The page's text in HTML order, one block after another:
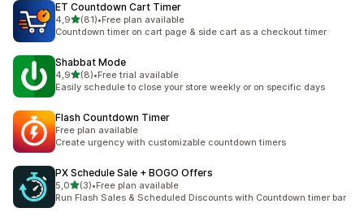
ET Countdown Cart Timer
4,9z 5 hvězd
(81)
Celkový počet recenzí: 81
•Free plan available
Countdown timer on cart page & side cart as a checkout timer
Shabbat Mode
4,9z 5 hvězd
(8)
Celkový počet recenzí: 8
•Free trial available
Easily schedule to close your store weekly or on specific days
Flash Countdown Timer
Free plan available
Create urgency with customizable countdown timers
PX Schedule Sale + BOGO Offers
5,0z 5 hvězd
(3)
Celkový počet recenzí: 3
•Free plan available
Run Flash Sales & Scheduled Discounts with Countdown timer bar